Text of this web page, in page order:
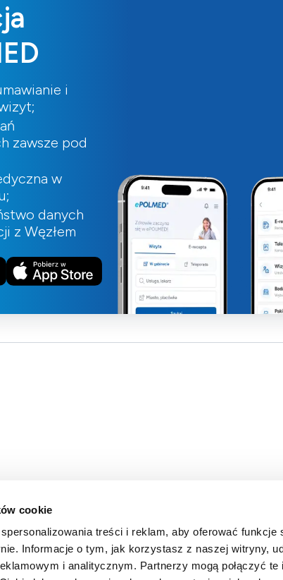
cookie
treści i reklam, aby oferować funkcje
Informacje o tym, jak korzystasz z naszej witryny,
i analitycznym. Partnerzy mogą połączyć te
i
zawsze pod
w
danych
z Węzłem